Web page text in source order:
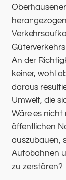
An der
keiner, wohl
daraus
Umwelt, die
Wäre es
öffentlichen
auszubauen,
Autobahnen
zu zerstören?